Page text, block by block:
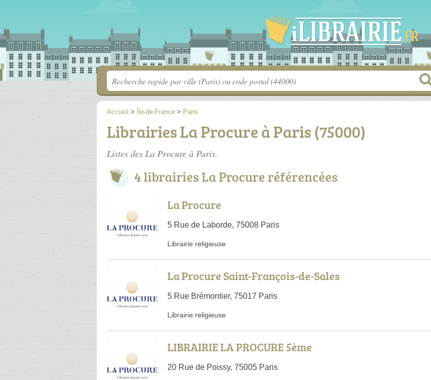
Accueil > Île-de-France > Paris
Librairies La Procure à Paris (75000)
Listes des La Procure à Paris.
4 librairies La Procure référencées
La Procure
5 Rue de Laborde, 75008 Paris
Librairie religieuse
La Procure Saint-François-de-Sales
5 Rue Brémontier, 75017 Paris
Librairie religieuse
LIBRAIRIE LA PROCURE 5ème
20 Rue de Poissy, 75005 Paris